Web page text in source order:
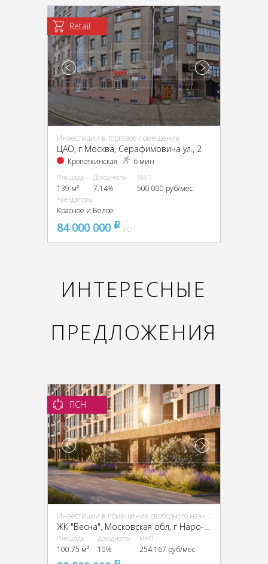
Retail
Инвестиции в торговое помещение
ЦАО, г Москва, Серафимовича ул., 2
Кропоткинская 6 мин
Площадь
139 м²
Доходность
7.14%
МАП
500 000 руб/мес
Арендаторы
Красное и Белое
84 000 000 pуб
УСН
ИНТЕРЕСНЫЕ
ПРЕДЛОЖЕНИЯ
ПСН
Инвестиции в помещение свободного назначения (ПСН)
ЖК "Весна", Московская обл, г Наро-Фоминск, г Апрелевка, ул Апрелевская, д 55
Площадь
100.75 м²
Доходность
10%
МАП
254 167 руб/мес